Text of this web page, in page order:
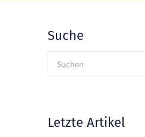
Suche
Letzte Artikel